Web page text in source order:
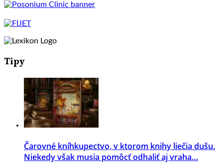
Tipy
Čarovné kníhkupectvo, v ktorom knihy liečia dušu.
Niekedy však musia pomôcť odhaliť aj vraha…